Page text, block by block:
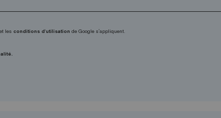
les conditions d'utilisation de Google s'appliquent.